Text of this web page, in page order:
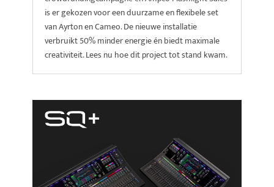
is er gekozen voor een duurzame en flexibele set
van Ayrton en Cameo. De nieuwe installatie
verbruikt 50% minder energie én biedt maximale
creativiteit. Lees nu hoe dit project tot stand kwam.